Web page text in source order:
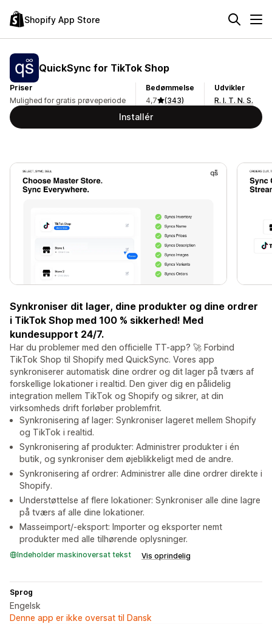
Shopify App Store
QuickSync for TikTok Shop
Priser
Mulighed for gratis prøveperiode
Bedømmelse
4,7
(343)
Udvikler
R. I. T. N. S.
Installér
Synkroniser dit lager, dine produkter og dine ordrer
i TikTok Shop med 100 % sikkerhed! Med
kundesupport 24/7.
Har du problemer med den officielle TT-app? 🚀 Forbind
TikTok Shop til Shopify med QuickSync. Vores app
synkroniserer automatisk dine ordrer og dit lager på tværs af
forskellige lokationer i realtid. Den giver dig en pålidelig
integration mellem TikTok og Shopify og sikrer, at din
virksomheds drift forløber problemfrit.
Synkronisering af lager: Synkroniser lageret mellem Shopify
og TikTok i realtid.
Synkronisering af produkter: Administrer produkter i én
butik, og synkroniser dem øjeblikkeligt med de andre.
Synkronisering af ordrer: Administrer alle dine ordrer direkte i
Shopify.
Understøttelse af flere lokationer: Synkroniser alle dine lagre
på tværs af alle dine lokationer.
Masseimport/-eksport: Importer og eksporter nemt
produkter med alle tilhørende oplysninger.
Indeholder maskinoversat tekst Vis oprindelig
Sprog
Engelsk
Denne app er ikke oversat til Dansk